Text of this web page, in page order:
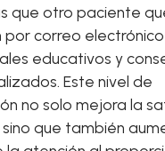
que otro paciente
por correo
educativos y
Este nivel de
no solo mejora la
que también